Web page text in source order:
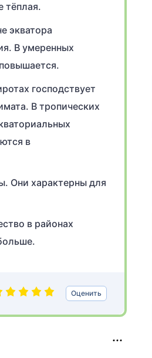
тёплая.
экватора
В умеренных
господствует
В тропических
в
Они характерны для
в районах
Оценить